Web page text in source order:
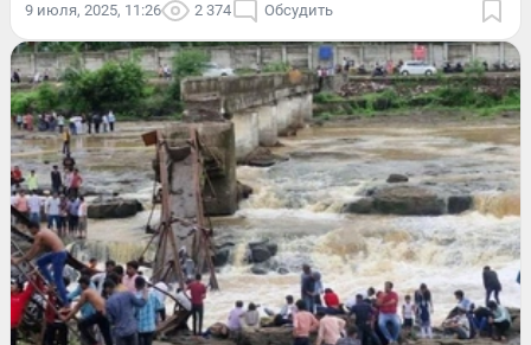
9 июля, 2025, 11:26 2 374 Обсудить